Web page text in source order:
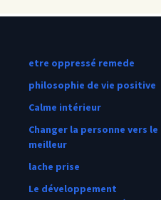
etre oppressé remede
philosophie de vie positive
Calme intérieur
Changer la personne vers le
meilleur
lache prise
Le développement